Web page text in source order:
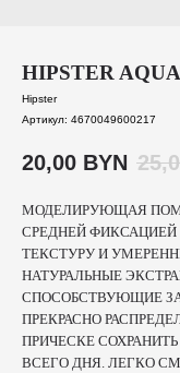
HIPSTER
Hipster
Артикул: 4670049600217
20,00 BYN
МОДЕЛИРУЮЩАЯ
СРЕДНЕЙ
ТЕКСТУРУ И
НАТУРАЛЬНЫЕ
СПОСОБСТВУЮЩИЕ
ПРЕКРАСНО
ПРИЧЕСКЕ
ВСЕГО ДНЯ. ЛЕГКО